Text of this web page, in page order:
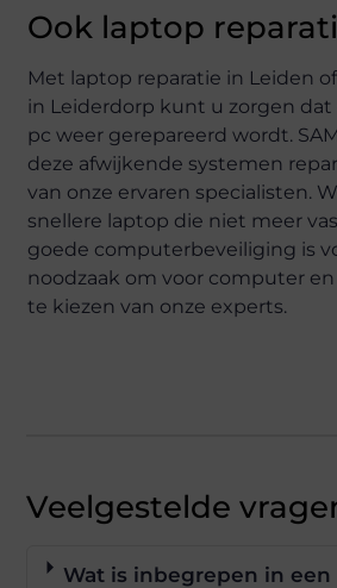
Ook laptop
Met laptop reparatie in Leiden
in Leiderdorp kunt u zorgen dat
pc weer gerepareerd wordt.
deze afwijkende systemen
van onze ervaren specialisten.
snellere laptop die niet meer
goede computerbeveiliging is
noodzaak om voor computer
te kiezen van onze experts.
Veelgestelde
Wat is inbegrepen in een